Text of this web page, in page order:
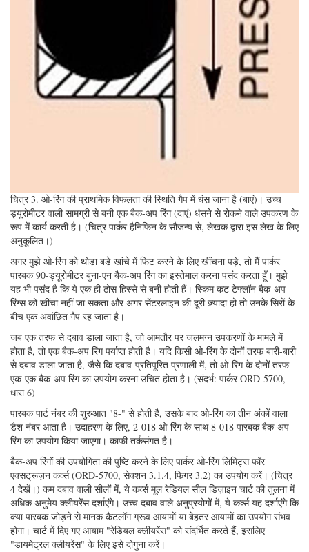
चित्र 3. ओ-रिंग की प्राथमिक विफलता की स्थिति गैप में धंस जाना है (बाएं)। उच्च
ड्यूरोमीटर वाली सामग्री से बनी एक बैक-अप रिंग (दाएं) धंसने से रोकने वाले उपकरण के
रूप में कार्य करती है। (चित्र पार्कर हैनिफिन के सौजन्य से, लेखक द्वारा इस लेख के लिए
अनुकूलित।)
अगर मुझे ओ-रिंग को थोड़ा बड़े खांचे में फिट करने के लिए खींचना पड़े, तो मैं पार्कर
पारबक 90-ड्यूरोमीटर बुना-एन बैक-अप रिंग का इस्तेमाल करना पसंद करता हूँ। मुझे
यह भी पसंद है कि ये एक ही ठोस हिस्से से बनी होती हैं। स्किम कट टेफ्लॉन बैक-अप
रिंग्स को खींचा नहीं जा सकता और अगर सेंटरलाइन की दूरी ज़्यादा हो तो उनके सिरों के
बीच एक अवांछित गैप रह जाता है।
जब एक तरफ से दबाव डाला जाता है, जो आमतौर पर जलमग्न उपकरणों के मामले में
होता है, तो एक बैक-अप रिंग पर्याप्त होती है। यदि किसी ओ-रिंग के दोनों तरफ बारी-बारी
से दबाव डाला जाता है, जैसे कि दबाव-प्रतिपूरित प्रणाली में, तो ओ-रिंग के दोनों तरफ
एक-एक बैक-अप रिंग का उपयोग करना उचित होता है। (संदर्भ: पार्कर ORD-5700,
धारा 6)
पारबक पार्ट नंबर की शुरुआत "8-" से होती है, उसके बाद ओ-रिंग का तीन अंकों वाला
डैश नंबर आता है। उदाहरण के लिए, 2-018 ओ-रिंग के साथ 8-018 पारबक बैक-अप
रिंग का उपयोग किया जाएगा। काफी तर्कसंगत है।
बैक-अप रिंगों की उपयोगिता की पुष्टि करने के लिए पार्कर ओ-रिंग लिमिट्स फॉर
एक्सट्रूज़न कर्व्स (ORD-5700, सेक्शन 3.1.4, फिगर 3.2) का उपयोग करें। (चित्र
4 देखें।) कम दबाव वाली सीलों में, ये कर्व्स मूल रेडियल सील डिज़ाइन चार्ट की तुलना में
अधिक अनुमेय क्लीयरेंस दर्शाएंगे। उच्च दबाव वाले अनुप्रयोगों में, ये कर्व्स यह दर्शाएंगे कि
क्या पारबक जोड़ने से मानक कैटलॉग ग्रूव आयामों या बेहतर आयामों का उपयोग संभव
होगा। चार्ट में दिए गए आयाम "रेडियल क्लीयरेंस" को संदर्भित करते हैं, इसलिए
"डायमेट्रल क्लीयरेंस" के लिए इसे दोगुना करें।